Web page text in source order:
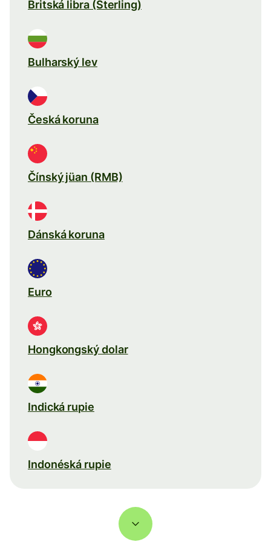
Britská libra (Sterling)
Bulharský lev
Česká koruna
Čínský jüan (RMB)
Dánská koruna
Euro
Hongkongský dolar
Indická rupie
Indonéská rupie